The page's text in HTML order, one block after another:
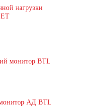
нагрузки
монитор BTL
АД BTL